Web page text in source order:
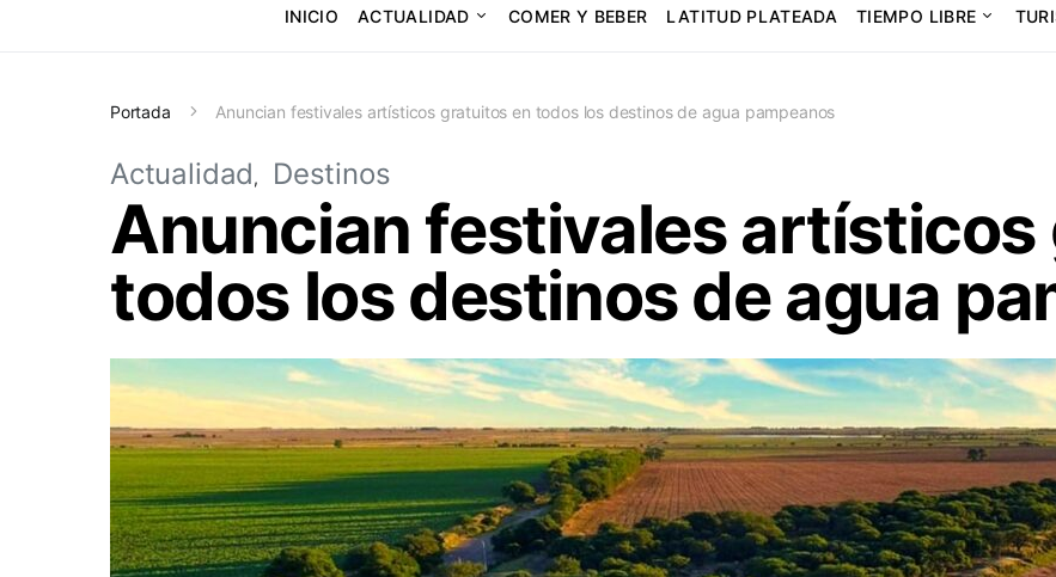
INICIO ACTUALIDAD COMER Y BEBER LATITUD PLATEADA TIEMPO LIBRE
Portada Anuncian festivales artísticos gratuitos en todos los destinos de agua pampeanos
Actualidad Destinos
Anuncian festivales artísticos
todos los destinos de agua